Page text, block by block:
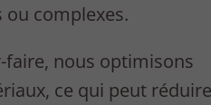
complexes.
faire, nous optimisons
ce qui peut